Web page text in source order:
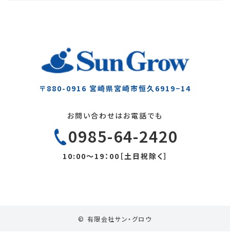
〒880-0916 宮崎県宮崎市恒久6919−14
お問い合わせはお電話でも
0985-64-2420
10:00～19：00［土日祝除く］
© 有限会社サン・グロウ